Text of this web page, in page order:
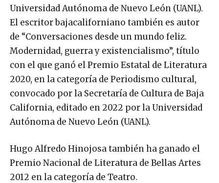
Universidad Autónoma de Nuevo León (UANL).
El escritor bajacaliforniano también es autor
de “Conversaciones desde un mundo feliz.
Modernidad, guerra y existencialismo”, título
con el que ganó el Premio Estatal de Literatura
2020, en la categoría de Periodismo cultural,
convocado por la Secretaría de Cultura de Baja
California, editado en 2022 por la Universidad
Autónoma de Nuevo León (UANL).
Hugo Alfredo Hinojosa también ha ganado el
Premio Nacional de Literatura de Bellas Artes
2012 en la categoría de Teatro.